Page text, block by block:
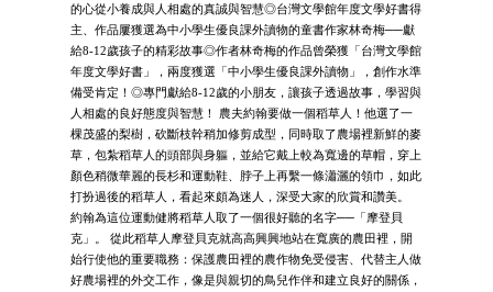
的心從小養成與人相處的真誠與智慧◎台灣文學館年度文學好書得
主、作品屢獲選為中小學生優良課外讀物的童書作家林奇梅──獻
給8-12歲孩子的精彩故事◎作者林奇梅的作品曾榮獲「台灣文學館
年度文學好書」，兩度獲選「中小學生優良課外讀物」，創作水準
備受肯定！◎專門獻給8-12歲的小朋友，讓孩子透過故事，學習與
人相處的良好態度與智慧！ 農夫約翰要做一個稻草人！他選了一
棵茂盛的梨樹，砍斷枝幹稍加修剪成型，同時取了農場裡新鮮的麥
草，包紮稻草人的頭部與身軀，並給它戴上較為寬邊的草帽，穿上
顏色稍微華麗的長杉和運動鞋、脖子上再繫一條瀟灑的領巾，如此
打扮過後的稻草人，看起來頗為迷人，深受大家的欣賞和讚美。
約翰為這位運動健將稻草人取了一個很好聽的名字──「摩登貝
克」。 從此稻草人摩登貝克就高高興興地站在寬廣的農田裡，開
始行使他的重要職務：保護農田裡的農作物免受侵害、代替主人做
好農場裡的外交工作，像是與親切的鳥兒作伴和建立良好的關係，